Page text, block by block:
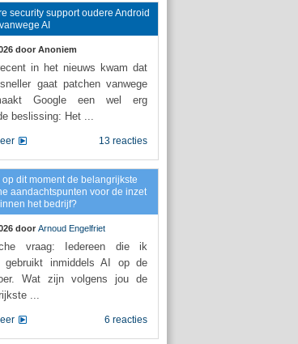
security support oudere Android
AI
door Anoniem
in het nieuws kwam dat
gaat patchen vanwege
Google een wel erg
beslissing: Het ...
13 reacties
op dit moment de belangrijkste
aandachtspunten voor de inzet
het bedrijf?
door Arnoud Engelfriet
vraag: Iedereen die ik
gebruikt inmiddels AI op de
Wat zijn volgens jou de
...
6 reacties